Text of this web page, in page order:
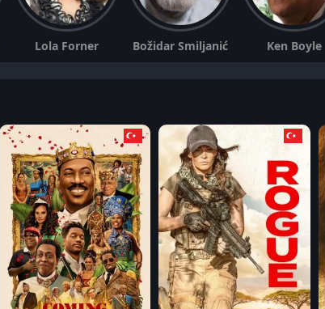
Lola Forner Božidar Smiljanić Ken Boyle